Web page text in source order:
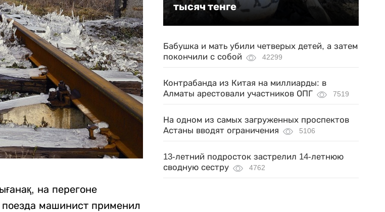
на перегоне
машинист применил
тысяч тенге
Бабушка и мать убили четверых детей, а затем
покончили с собой
42299
Контрабанда из Китая на миллиарды: в
Алматы арестовали участников ОПГ
7519
На одном из самых загруженных проспектов
Астаны вводят ограничения
5106
13-летний подросток застрелил 14-летнюю
сводную сестру
4762